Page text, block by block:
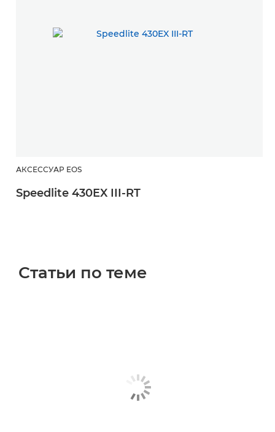
АКСЕССУАР EOS
Speedlite 430EX III-RT
Статьи по теме